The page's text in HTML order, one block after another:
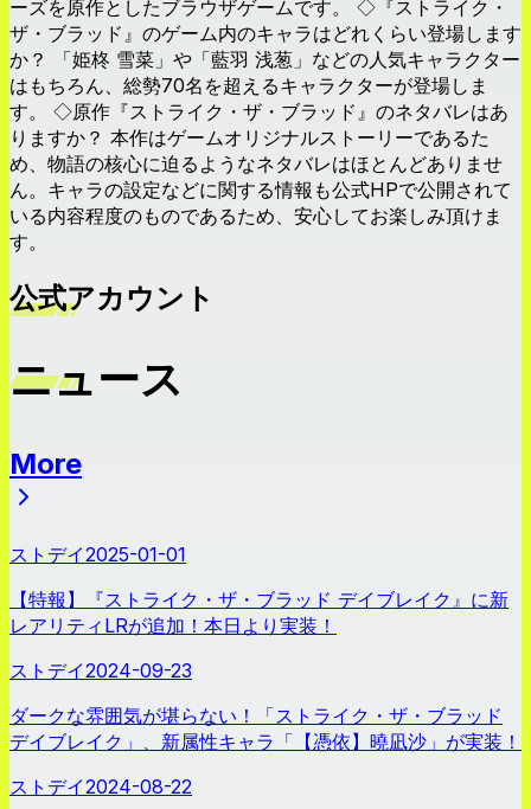
ーズを原作としたブラウザゲームです。 ◇『ストライク・
ザ・ブラッド』のゲーム内のキャラはどれくらい登場します
か？ 「姫柊 雪菜」や「藍羽 浅葱」などの人気キャラクター
はもちろん、総勢70名を超えるキャラクターが登場しま
す。 ◇原作『ストライク・ザ・ブラッド』のネタバレはあ
りますか？ 本作はゲームオリジナルストーリーであるた
め、物語の核心に迫るようなネタバレはほとんどありませ
ん。キャラの設定などに関する情報も公式HPで公開されて
いる内容程度のものであるため、安心してお楽しみ頂けま
す。
公式アカウント
ニュース
More
ストデイ2025-01-01
【特報】『ストライク・ザ・ブラッド デイブレイク』に新
レアリティLRが追加！本日より実装！
ストデイ2024-09-23
ダークな雰囲気が堪らない！「ストライク・ザ・ブラッド
デイブレイク」、新属性キャラ「【憑依】曉凪沙」が実装！
ストデイ2024-08-22